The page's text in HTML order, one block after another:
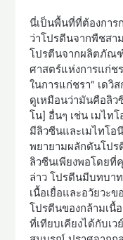
นี่เป็นพื้นที่ที่ต้องการ
ว่าโปรตีนจากพืชสา
โปรตีนจากผลิตภัณ
ศาสตร์แห่งการแก่ช
ในการแก่ชรา” เดวิ
ดูเหมือนว่ามันคือลิว
โน] อื่นๆ เช่น เมไท
มีลิวซีนและเมไทโ
พยายามผลักดันโป
ลิวซีนเพียงพอโดยที่
ล่าว โปรตีนมีบทบา
เนื้อเยื่อและอวัยวะข
โปรตีนของกล้ามเนื้
ที่เทียบเคียงได้กับเ